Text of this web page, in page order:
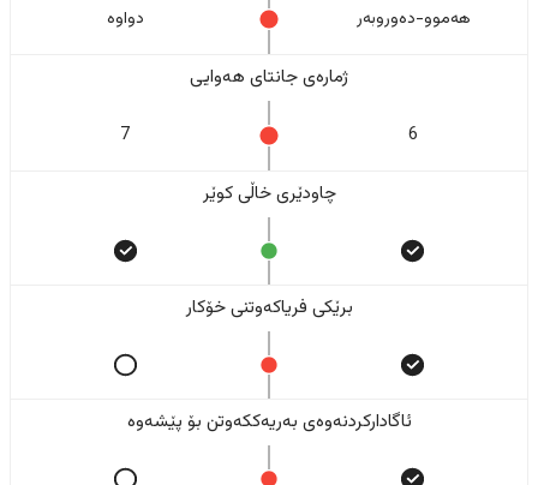
هەموو-دەوروبەر دواوە
ژمارەی جانتای هەوایی
6
7
چاودێری خاڵی کوێر
برێکی فریاکەوتنی خۆکار
ئاگادارکردنەوەی بەریەککەوتن بۆ پێشەوە